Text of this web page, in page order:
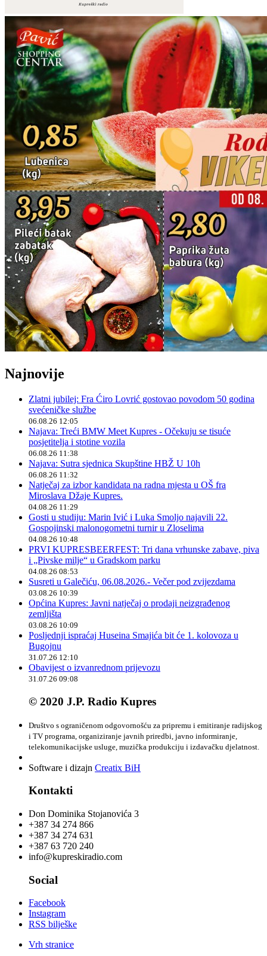
Najnovije
Zlatni jubilej: Fra Ćiro Lovrić gostovao povodom 50 godina
svećeničke službe
06.08.26 12:05
Najava: Treći BMW Meet Kupres - Očekuju se tisuće
posjetitelja i stotine vozila
06.08.26 11:38
Najava: Sutra sjednica Skupštine HBŽ U 10h
06.08.26 11:32
Natječaj za izbor kandidata na radna mjesta u OŠ fra
Miroslava Džaje Kupres.
04.08.26 11:29
Gosti u studiju: Marin Ivić i Luka Smoljo najavili 22.
Gospojinski malonogometni turnir u Zloselima
04.08.26 10:48
PRVI KUPRESBEERFEST: Tri dana vrhunske zabave, piva
i „Pivske milje“ u Gradskom parku
04.08.26 08:53
Susreti u Galečiću, 06.08.2026.- Večer pod zvijezdama
03.08.26 10:39
Općina Kupres: Javni natječaj o prodaji neizgrađenog
zemljišta
03.08.26 10:09
Posljednji ispraćaj Huseina Smajića bit će 1. kolovoza u
Bugojnu
31.07.26 12:10
Obavijest o izvanrednom prijevozu
31.07.26 09:08
© 2020 J.P. Radio Kupres
Društvo s ograničenom odgovornošću za pripremu i emitiranje radijskog
i TV programa, organiziranje javnih priredbi, javno informiranje,
telekomunikacijske usluge, muzička produkciju i izdavačku djelatnost.
Software i dizajn Creatix BiH
Kontakti
Don Dominika Stojanovića 3
+387 34 274 866
+387 34 274 631
+387 63 720 240
info@kupreskiradio.com
Social
Facebook
Instagram
RSS bilješke
Vrh stranice